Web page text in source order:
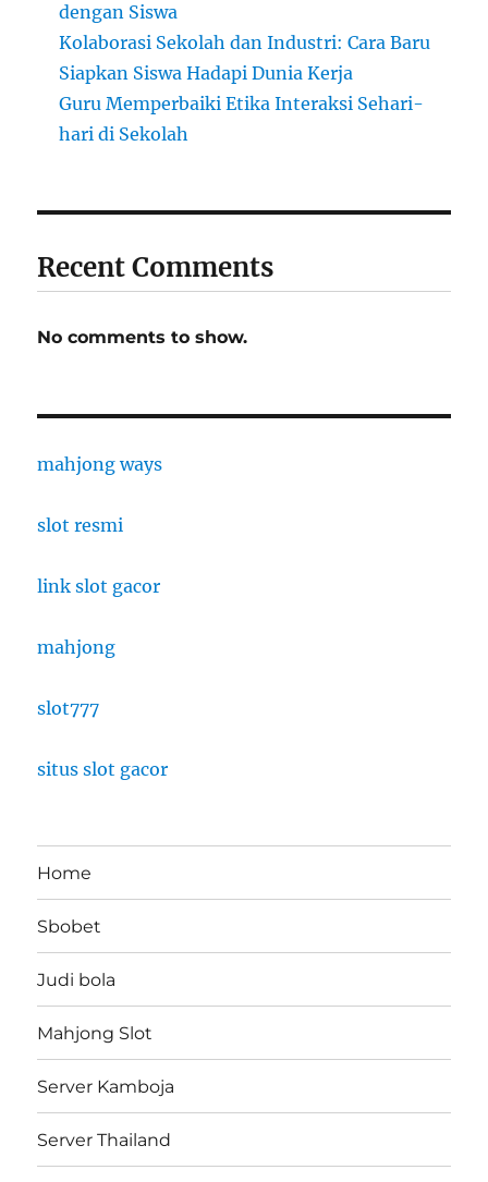
dengan Siswa
Kolaborasi Sekolah dan Industri: Cara Baru
Siapkan Siswa Hadapi Dunia Kerja
Guru Memperbaiki Etika Interaksi Sehari-
hari di Sekolah
Recent Comments
No comments to show.
mahjong ways
slot resmi
link slot gacor
mahjong
slot777
situs slot gacor
Home
Sbobet
Judi bola
Mahjong Slot
Server Kamboja
Server Thailand